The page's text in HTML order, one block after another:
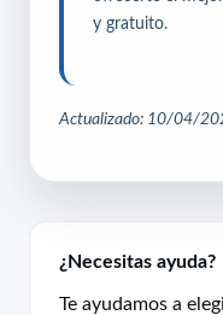
y gratuito.
Actualizado: 10/04/
¿Necesitas ayuda?
Te ayudamos a